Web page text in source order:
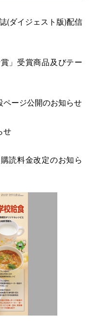
(ダイジェスト版)配信
」受賞商品及びテー
ページ公開のお知らせ
せ
読料金改定のお知ら